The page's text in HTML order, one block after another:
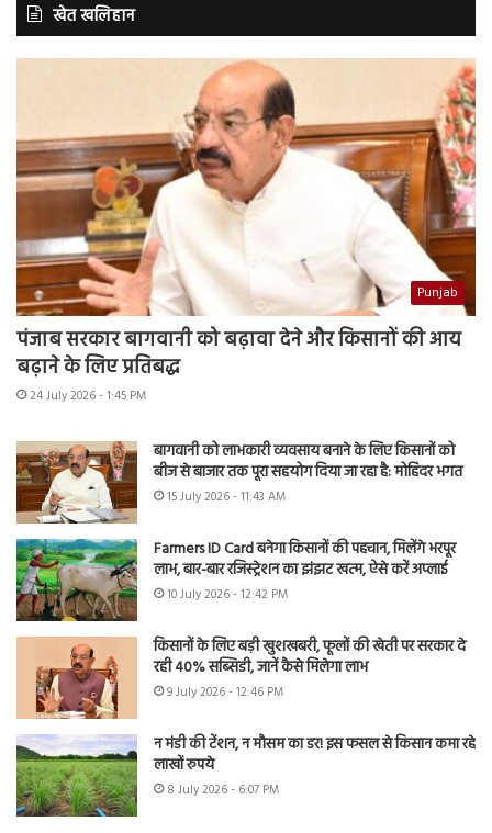
खेत खलिहान
Punjab
पंजाब सरकार बागवानी को बढ़ावा देने और किसानों की आय
बढ़ाने के लिए प्रतिबद्ध
24 July 2026 - 1:45 PM
बागवानी को लाभकारी व्यवसाय बनाने के लिए किसानों को
बीज से बाजार तक पूरा सहयोग दिया जा रहा है: मोहिंदर भगत
15 July 2026 - 11:43 AM
Farmers ID Card बनेगा किसानों की पहचान, मिलेंगे भरपूर
लाभ, बार-बार रजिस्ट्रेशन का झंझट खत्म, ऐसे करें अप्लाई
10 July 2026 - 12:42 PM
किसानों के लिए बड़ी खुशखबरी, फूलों की खेती पर सरकार दे
रही 40% सब्सिडी, जानें कैसे मिलेगा लाभ
9 July 2026 - 12:46 PM
न मंडी की टेंशन, न मौसम का डर! इस फसल से किसान कमा रहे
लाखों रुपये
8 July 2026 - 6:07 PM